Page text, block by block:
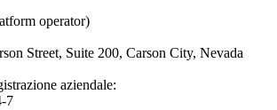
operator)
Street, Suite 200, Carson City, Nevada
aziendale:
7